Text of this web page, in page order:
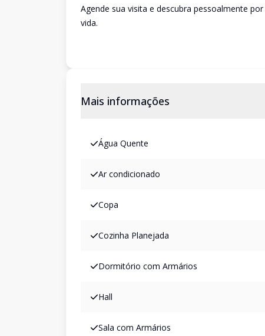
Agende sua visita e descubra pessoalmente
vida.
Mais informações
Água Quente
Ar condicionado
Copa
Cozinha Planejada
Dormitório com Armários
Hall
Sala com Armários